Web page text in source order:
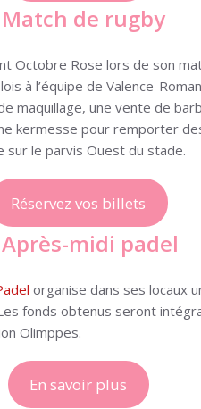
de rugby
Octobre Rose lors de son
à l’équipe de Valence-
maquillage, une vente de
kermesse pour remporter
sur le parvis Ouest du stade.
Réservez vos billets
midi padel
organise dans ses locaux
fonds obtenus seront
Olimppes.
En savoir plus